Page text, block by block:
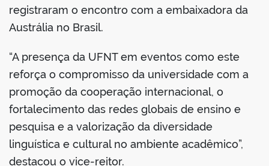
registraram o encontro com a embaixadora da
Austrália no Brasil.
“A presença da UFNT em eventos como este
reforça o compromisso da universidade com a
promoção da cooperação internacional, o
fortalecimento das redes globais de ensino e
pesquisa e a valorização da diversidade
linguística e cultural no ambiente acadêmico”,
destacou o vice-reitor.